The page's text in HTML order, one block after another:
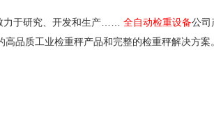
力于研究、开发和生产…… 全自动检重设备公司
高品质工业检重秤产品和完整的检重秤解决方案